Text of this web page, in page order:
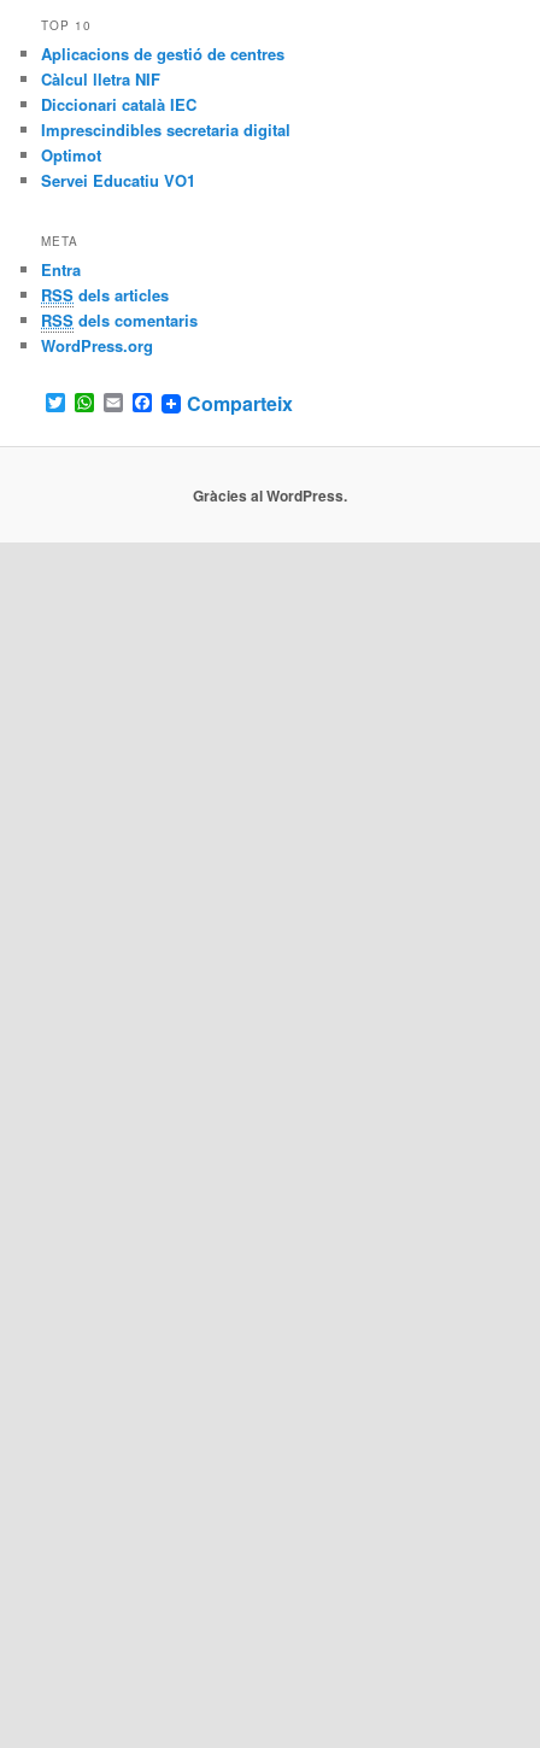
TOP 10
Aplicacions de gestió de centres
Càlcul lletra NIF
Diccionari català IEC
Imprescindibles secretaria digital
Optimot
Servei Educatiu VO1
META
Entra
RSS dels articles
RSS dels comentaris
WordPress.org
T
w
i
W
h
a
E
m
a
F
a
c
Comparteix
Gràcies al WordPress.